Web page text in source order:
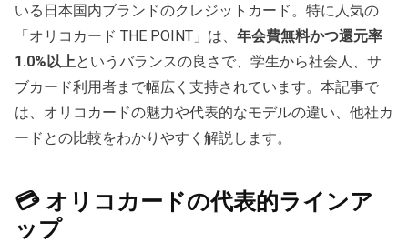
いる日本国内ブランドのクレジットカード。特に人気の
「オリコカード THE POINT」は、 年会費無料かつ還元率
1.0%以上というバランスの良さで、学生から社会人、サ
ブカード利用者まで幅広く支持されています。本記事で
は、オリコカードの魅力や代表的なモデルの違い、他社カ
ードとの比較をわかりやすく解説します。
💳 オリコカードの代表的ラインア
ップ